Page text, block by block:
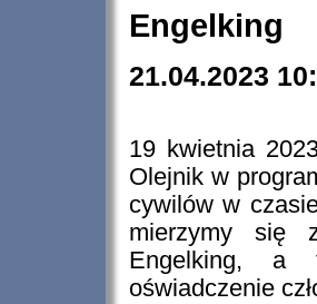
Engelking
21.04.2023
19 kwietnia
Olejnik w
cywilów w
mierzymy się
Engelking, a
oświadczenie